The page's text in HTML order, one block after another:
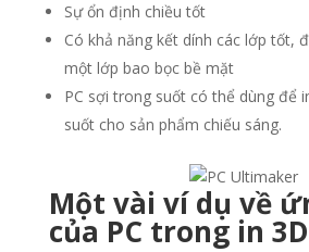
Sự ổn định chiều tốt
Có khả năng kết dính các lớp tốt,
một lớp bao bọc bề mặt
PC sợi trong suốt có thể dùng để
suốt cho sản phẩm chiếu sáng.
Một vài ví dụ về
của PC trong in 3D